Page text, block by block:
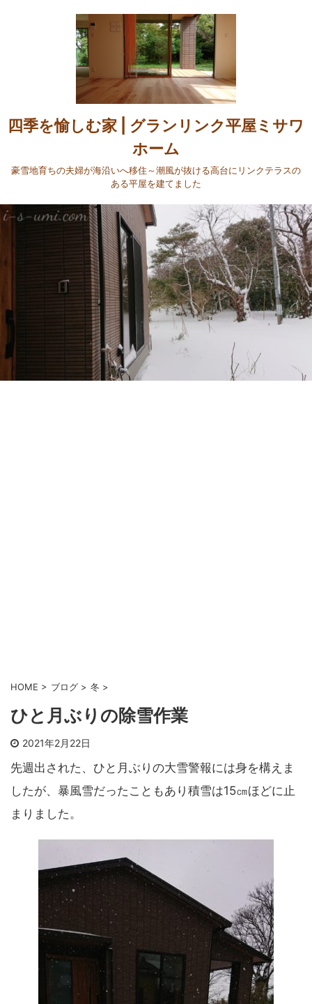
四季を愉しむ家 | グランリンク平屋ミサワ
ホーム
豪雪地育ちの夫婦が海沿いへ移住～潮風が抜ける高台にリンクテラスの
ある平屋を建てました
HOME > ブログ > 冬 >
ひと月ぶりの除雪作業
2021年2月22日
先週出された、ひと月ぶりの大雪警報には身を構えま
したが、暴風雪だったこともあり積雪は15㎝ほどに止
まりました。